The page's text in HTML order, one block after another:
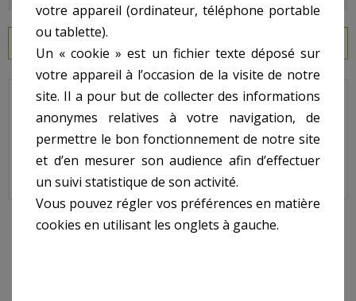
EN SAVOIR PLUS
ESPA - Pour Pompe Tifon - N° 7 - Joint de bouchon vidange
Sur image , N° 7
9 AUTRES PRODUITS DANS POMPE ESPA TIFON
votre appareil (ordinateur, téléphone portable
ou tablette).
Un « cookie » est un fichier texte déposé sur
votre appareil à l’occasion de la visite de notre
site. Il a pour but de collecter des informations
anonymes relatives à votre navigation, de
permettre le bon fonctionnement de notre site
et d’en mesurer son audience afin d’effectuer
un suivi statistique de son activité.
Vous pouvez régler vos préférences en matière
cookies en utilisant les onglets à gauche.